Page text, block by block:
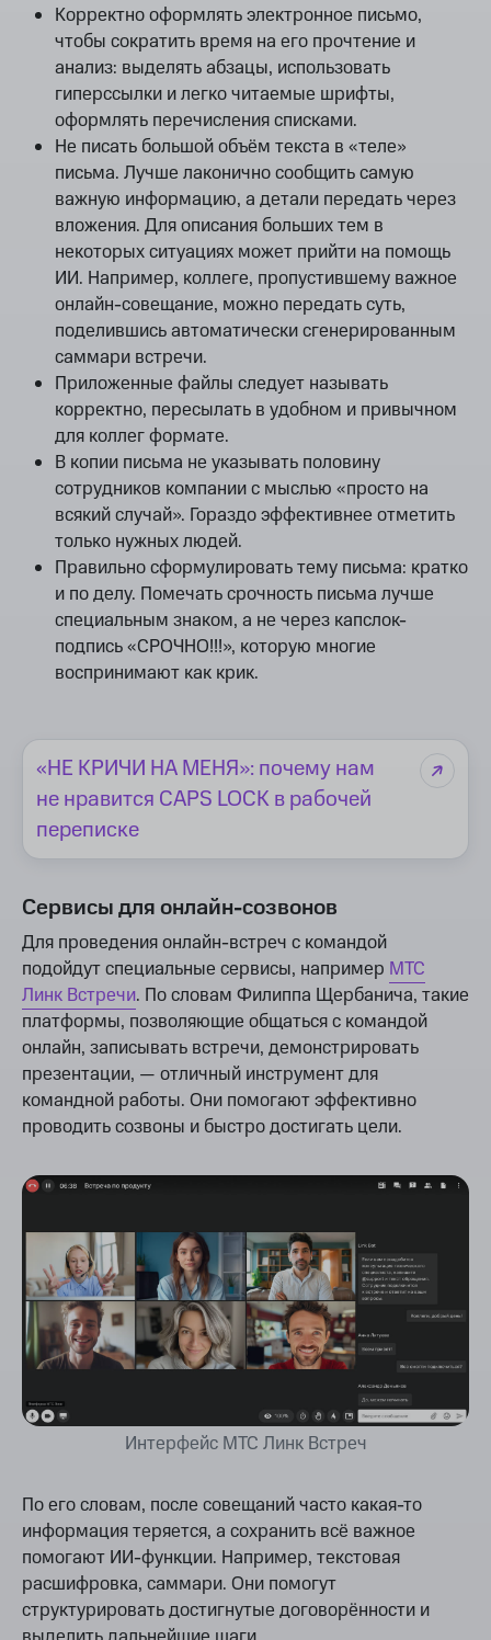
Корректно оформлять электронное письмо,
чтобы сократить время на его прочтение и
анализ: выделять абзацы, использовать
гиперссылки и легко читаемые шрифты,
оформлять перечисления списками.
Не писать большой объём текста в «теле»
письма. Лучше лаконично сообщить самую
важную информацию, а детали передать через
вложения. Для описания больших тем в
некоторых ситуациях может прийти на помощь
ИИ. Например, коллеге, пропустившему важное
онлайн-совещание, можно передать суть,
поделившись автоматически сгенерированным
саммари встречи.
Приложенные файлы следует называть
корректно, пересылать в удобном и привычном
для коллег формате.
В копии письма не указывать половину
сотрудников компании с мыслью «просто на
всякий случай». Гораздо эффективнее отметить
только нужных людей.
Правильно сформулировать тему письма: кратко
и по делу. Помечать срочность письма лучше
специальным знаком, а не через капслок-
подпись «СРОЧНО!!!», которую многие
воспринимают как крик.
«НЕ КРИЧИ НА МЕНЯ»: почему нам
не нравится CAPS LOCK в рабочей
переписке
Сервисы для онлайн-созвонов
Для проведения онлайн-встреч с командой
подойдут специальные сервисы, например МТС
Линк Встречи. По словам Филиппа Щербанича, такие
платформы, позволяющие общаться с командой
онлайн, записывать встречи, демонстрировать
презентации, — отличный инструмент для
командной работы. Они помогают эффективно
проводить созвоны и быстро достигать цели.
Интерфейс МТС Линк Встреч
По его словам, после совещаний часто какая-то
информация теряется, а сохранить всё важное
помогают ИИ-функции. Например, текстовая
расшифровка, саммари. Они помогут
структурировать достигнутые договорённости и